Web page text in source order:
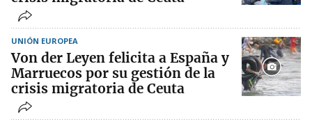
UNIÓN EUROPEA
Von der Leyen felicita a España y
Marruecos por su gestión de la
crisis migratoria de Ceuta